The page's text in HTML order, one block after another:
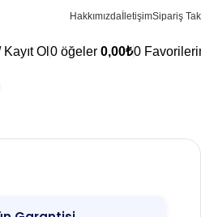
Hakkımızda İletişimSipariş
Ol 0 öğeler 0,00₺0